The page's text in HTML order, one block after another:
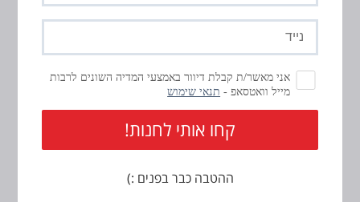
סוויצ’ר טיימר לדוד
מתג חכם לדוד – Switcher V2
מתקינים מומלצים
טלפון
נייד
(חובה)אני מאשר/ת קבלת דיוור באמצעי המדיה השונים לרבות
מייל וואטסאפ - תנאי שימוש
ההטבה כבר בפנים :)